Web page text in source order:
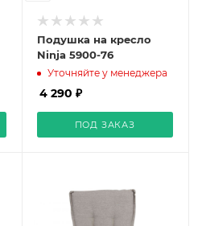
Подушка на кресло
Ninja 5900-76
Уточняйте у менеджера
4 290 ₽
ПОД ЗАКАЗ